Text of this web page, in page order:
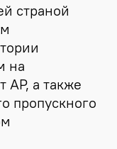
страной
на
АР, а также
пропускного